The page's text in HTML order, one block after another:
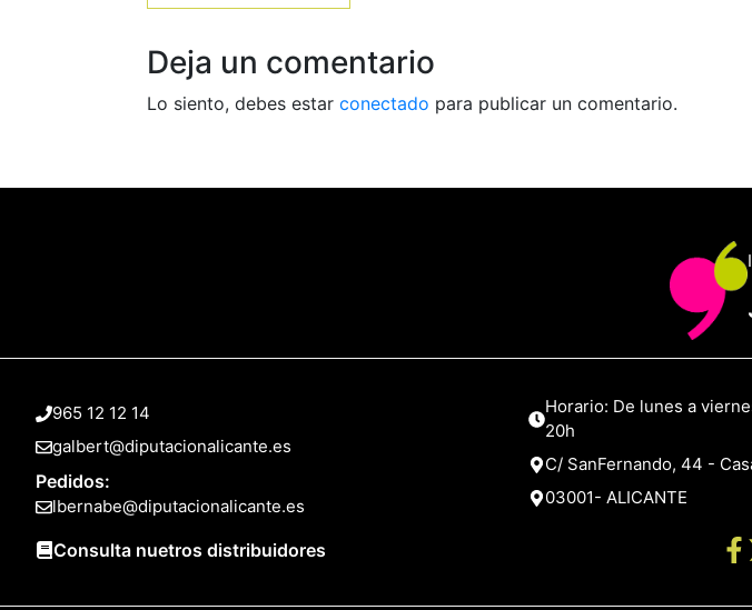
Deja un comentario
Lo siento, debes estar conectado para publicar un comentario.
965 12 12 14
galbert@diputacionalicante.es
Pedidos:
lbernabe@diputacionalicante.es
Consulta nuetros distribuidores
Horario: De lunes a
20h
C/ SanFernando, 44 -
03001- ALICANTE